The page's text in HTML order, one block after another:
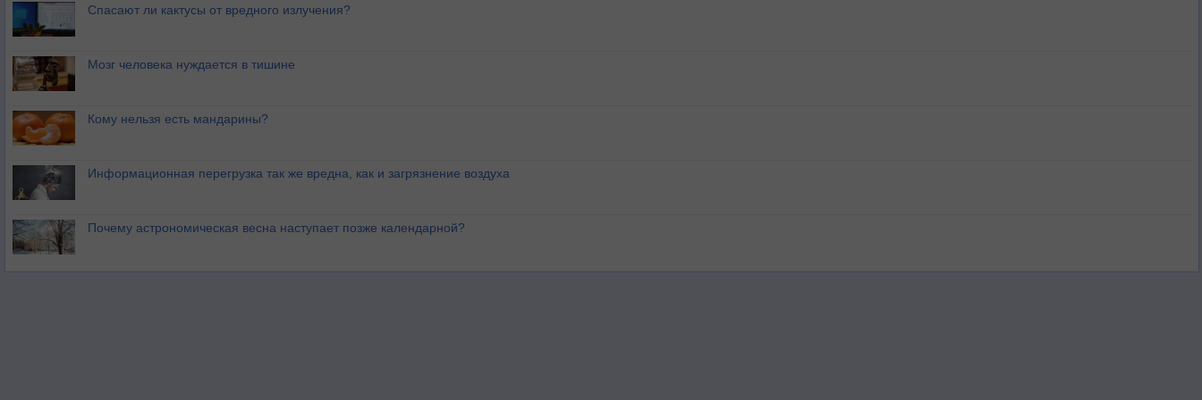
Спасают ли кактусы от вредного излучения?
Мозг человека нуждается в тишине
Кому нельзя есть мандарины?
Информационная перегрузка так же вредна, как и загрязнение воздуха
Почему астрономическая весна наступает позже календарной?